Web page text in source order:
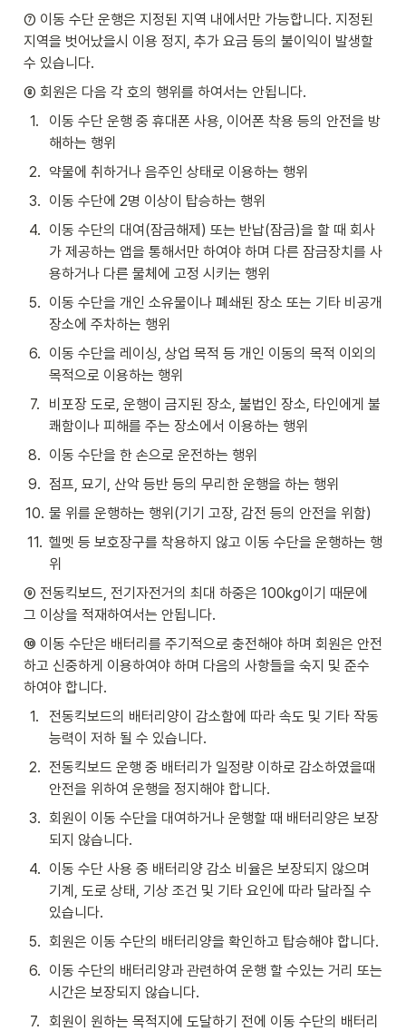
⑦ 이동 수단 운행은 지정된 지역 내에서만 가능합니다. 지정된
지역을 벗어났을시 이용 정지, 추가 요금 등의 불이익이 발생할
수 있습니다.
⑧ 회원은 다음 각 호의 행위를 하여서는 안됩니다.
1.
이동 수단 운행 중 휴대폰 사용, 이어폰 착용 등의 안전을 방
해하는 행위
2. 약물에 취하거나 음주인 상태로 이용하는 행위
3. 이동 수단에 2명 이상이 탑승하는 행위
4. 이동 수단의 대여(잠금해제) 또는 반납(잠금)을 할 때 회사
가 제공하는 앱을 통해서만 하여야 하며 다른 잠금장치를 사
용하거나 다른 물체에 고정 시키는 행위
5. 이동 수단을 개인 소유물이나 폐쇄된 장소 또는 기타 비공개
장소에 주차하는 행위
6. 이동 수단을 레이싱, 상업 목적 등 개인 이동의 목적 이외의
목적으로 이용하는 행위
7.
비포장 도로, 운행이 금지된 장소, 불법인 장소, 타인에게 불
쾌함이나 피해를 주는 장소에서 이용하는 행위
8. 이동 수단을 한 손으로 운전하는 행위
9. 점프, 묘기, 산악 등반 등의 무리한 운행을 하는 행위
10. 물 위를 운행하는 행위(기기 고장, 감전 등의 안전을 위함)
11. 헬멧 등 보호장구를 착용하지 않고 이동 수단을 운행하는 행
위
⑨ 전동킥보드, 전기자전거의 최대 하중은 100kg이기 때문에
그 이상을 적재하여서는 안됩니다.
⑩ 이동 수단은 배터리를 주기적으로 충전해야 하며 회원은 안전
하고 신중하게 이용하여야 하며 다음의 사항들을 숙지 및 준수
하여야 합니다.
1.
전동킥보드의 배터리양이 감소함에 따라 속도 및 기타 작동
능력이 저하 될 수 있습니다.
2. 전동킥보드 운행 중 배터리가 일정량 이하로 감소하였을때
안전을 위하여 운행을 정지해야 합니다.
3. 회원이 이동 수단을 대여하거나 운행할 때 배터리양은 보장
되지 않습니다.
4. 이동 수단 사용 중 배터리양 감소 비율은 보장되지 않으며
기계, 도로 상태, 기상 조건 및 기타 요인에 따라 달라질 수
있습니다.
5. 회원은 이동 수단의 배터리양을 확인하고 탑승해야 합니다.
6. 이동 수단의 배터리양과 관련하여 운행 할 수있는 거리 또는
시간은 보장되지 않습니다.
7. 회원이 원하는 목적지에 도달하기 전에 이동 수단의 배터리